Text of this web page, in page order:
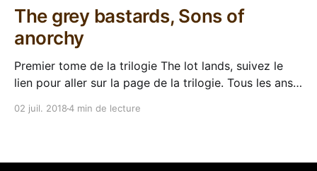
The grey bastards, Sons of
anorchy
Premier tome de la trilogie The lot lands, suivez le
lien pour aller sur la page de la trilogie. Tous les ans,
Published Fantasy Blog-Off (SPFBO), il sélectionne
02 juil. 20184 min de lecture